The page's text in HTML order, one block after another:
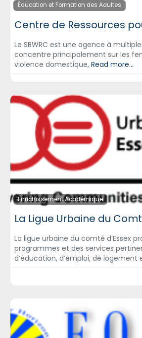
Éducation et Formation des Adultes
Le SBWRC est une agence à
concentre principalement sur les
violence domestique, Read more...
Enrichissement Académique
La Ligue Urbaine du
La ligue urbaine du comté d’Essex
programmes et des services
d’éducation, d’emploi, de logement